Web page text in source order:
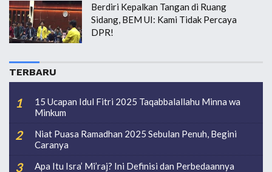
Berdiri Kepalkan Tangan di Ruang
Sidang, BEM UI: Kami Tidak Percaya
DPR!
TERBARU
15 Ucapan Idul Fitri 2025 Taqabbalallahu Minna wa
Minkum
Niat Puasa Ramadhan 2025 Sebulan Penuh, Begini
Caranya
Apa Itu Isra’ Mi’raj? Ini Definisi dan Perbedaannya